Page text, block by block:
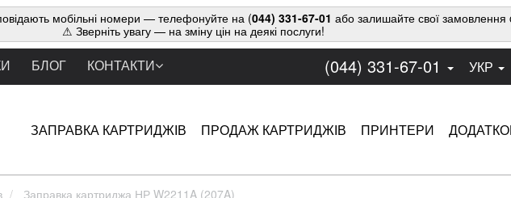
мобільні номери — телефонуйте на (044) 331-67-01 або залишайте свої замовлення
⚠ Зверніть увагу — на зміну цін на деякі послуги!
БЛОГ КОНТАКТИ (044) 331-67-01 УКР
ЗАПРАВКА КАРТРИДЖІВ ПРОДАЖ КАРТРИДЖІВ ПРИНТЕРИ
Заправка картриджа НР W2211A (207A)